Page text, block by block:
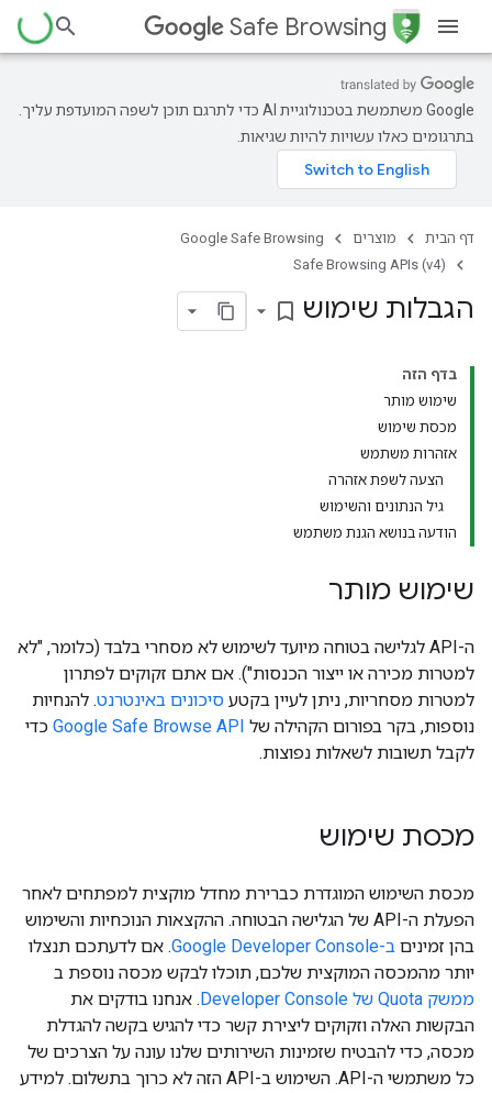
Safe Browsing
‫Google משתמשת בטכנולוגיית AI כדי לתרגם תוכן לשפה המועדפת עליך.
בתרגומים כאלו עשויות להיות שגיאות.
דף הבית מוצרים
Google Safe Browsing
Safe Browsing APIs (v4)
הגבלות שימוש bookmark_border
בדף הזה
שימוש מותר
מכסת שימוש
אזהרות משתמש
הצעה לשפת אזהרה
גיל הנתונים והשימוש
הודעה בנושא הגנת משתמש
שימוש מותר
ה-API לגלישה בטוחה מיועד לשימוש לא מסחרי בלבד (כלומר, "לא
למטרות מכירה או ייצור הכנסות"). אם אתם זקוקים לפתרון
למטרות מסחריות, ניתן לעיין בקטע סיכונים באינטרנט. להנחיות
נוספות, בקר בפורום הקהילה של Google Safe Browse API כדי
לקבל תשובות לשאלות נפוצות.
מכסת שימוש
מכסת השימוש המוגדרת כברירת מחדל מוקצית למפתחים לאחר
הפעלת ה-API של הגלישה הבטוחה. ההקצאות הנוכחיות והשימוש
בהן זמינים ב-Google Developer Console
. אם לדעתכם תנצלו
יותר מהמכסה המוקצית שלכם, תוכלו לבקש מכסה נוספת ב
ממשק Quota של Developer Console
. אנחנו בודקים את
הבקשות האלה וזקוקים ליצירת קשר כדי להגיש בקשה להגדלת
מכסה, כדי להבטיח שזמינות השירותים שלנו עונה על הצרכים של
כל משתמשי ה-API. השימוש ב-API הזה לא כרוך בתשלום. למידע